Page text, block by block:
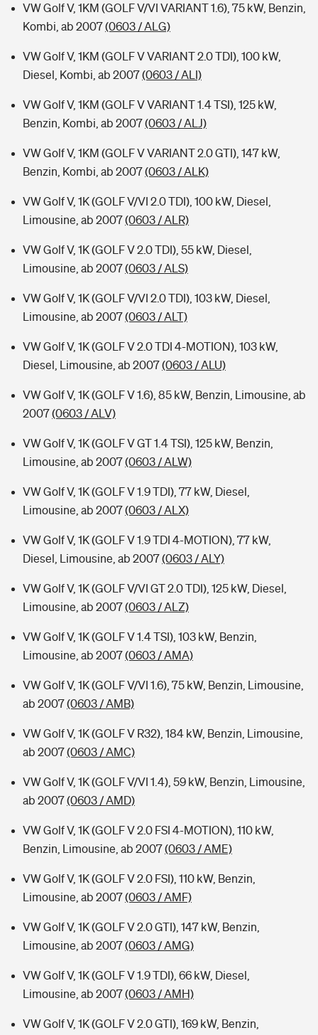
VW Golf V, 1KM (GOLF V/VI VARIANT 1.6), 75 kW, Benzin,
Kombi, ab 2007(0603 / ALG)
VW Golf V, 1KM (GOLF V VARIANT 2.0 TDI), 100 kW,
Diesel, Kombi, ab 2007(0603 / ALI)
VW Golf V, 1KM (GOLF V VARIANT 1.4 TSI), 125 kW,
Benzin, Kombi, ab 2007(0603 / ALJ)
VW Golf V, 1KM (GOLF V VARIANT 2.0 GTI), 147 kW,
Benzin, Kombi, ab 2007(0603 / ALK)
VW Golf V, 1K (GOLF V/VI 2.0 TDI), 100 kW, Diesel,
Limousine, ab 2007(0603 / ALR)
VW Golf V, 1K (GOLF V 2.0 TDI), 55 kW, Diesel,
Limousine, ab 2007(0603 / ALS)
VW Golf V, 1K (GOLF V/VI 2.0 TDI), 103 kW, Diesel,
Limousine, ab 2007(0603 / ALT)
VW Golf V, 1K (GOLF V 2.0 TDI 4-MOTION), 103 kW,
Diesel, Limousine, ab 2007(0603 / ALU)
VW Golf V, 1K (GOLF V 1.6), 85 kW, Benzin, Limousine, ab
2007(0603 / ALV)
VW Golf V, 1K (GOLF V GT 1.4 TSI), 125 kW, Benzin,
Limousine, ab 2007(0603 / ALW)
VW Golf V, 1K (GOLF V 1.9 TDI), 77 kW, Diesel,
Limousine, ab 2007(0603 / ALX)
VW Golf V, 1K (GOLF V 1.9 TDI 4-MOTION), 77 kW,
Diesel, Limousine, ab 2007(0603 / ALY)
VW Golf V, 1K (GOLF V/VI GT 2.0 TDI), 125 kW, Diesel,
Limousine, ab 2007(0603 / ALZ)
VW Golf V, 1K (GOLF V 1.4 TSI), 103 kW, Benzin,
Limousine, ab 2007(0603 / AMA)
VW Golf V, 1K (GOLF V/VI 1.6), 75 kW, Benzin, Limousine,
ab 2007(0603 / AMB)
VW Golf V, 1K (GOLF V R32), 184 kW, Benzin, Limousine,
ab 2007(0603 / AMC)
VW Golf V, 1K (GOLF V/VI 1.4), 59 kW, Benzin, Limousine,
ab 2007(0603 / AMD)
VW Golf V, 1K (GOLF V 2.0 FSI 4-MOTION), 110 kW,
Benzin, Limousine, ab 2007(0603 / AME)
VW Golf V, 1K (GOLF V 2.0 FSI), 110 kW, Benzin,
Limousine, ab 2007(0603 / AMF)
VW Golf V, 1K (GOLF V 2.0 GTI), 147 kW, Benzin,
Limousine, ab 2007(0603 / AMG)
VW Golf V, 1K (GOLF V 1.9 TDI), 66 kW, Diesel,
Limousine, ab 2007(0603 / AMH)
VW Golf V, 1K (GOLF V 2.0 GTI), 169 kW, Benzin,